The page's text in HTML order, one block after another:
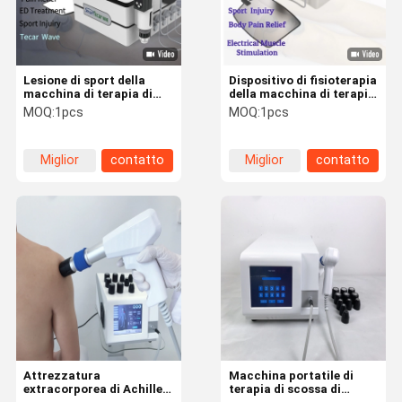
Casa Prodotti
Giro Della
Fabbrica
Dispositivo di fisioterapia
della macchina di terapia
di SME Shockwave Tecar
per lo sport Injuiry
MOQ:1pcs
Miglior
contatto
Lesione di sport della
macchina di terapia di
Smart Tecar della
macchina di terapia di ED
MOQ:1pcs
Miglior
contatto
Macchina portatile di
terapia di scossa di
Attrezzatura
extracorporea di Achilles